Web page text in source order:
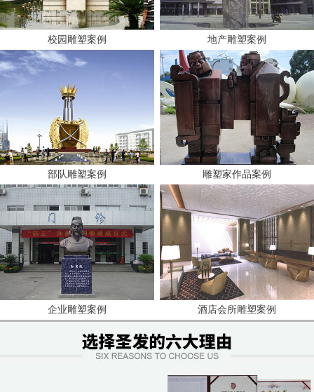
校园雕塑案例
部队雕塑案例
企业雕塑案例
地产雕塑案例
雕塑家作品案例
酒店会所雕塑案例